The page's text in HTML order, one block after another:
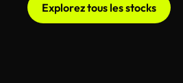
Explorez tous les stocks